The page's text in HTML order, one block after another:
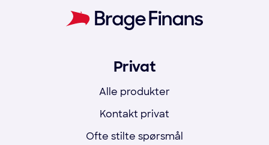
Privat
Alle produkter
Kontakt privat
Ofte stilte spørsmål